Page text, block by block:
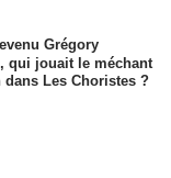
Grégory
qui jouait le méchant
dans Les Choristes ?